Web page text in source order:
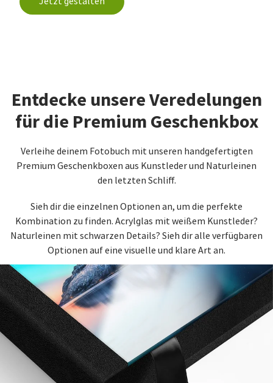
Entdecke unsere Veredelungen
für die Premium Geschenkbox
Verleihe deinem Fotobuch mit unseren handgefertigten
Premium Geschenkboxen aus Kunstleder und Naturleinen
den letzten Schliff.
Sieh dir die einzelnen Optionen an, um die perfekte
Kombination zu finden. Acrylglas mit weißem Kunstleder?
Naturleinen mit schwarzen Details? Sieh dir alle verfügbaren
Optionen auf eine visuelle und klare Art an.